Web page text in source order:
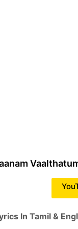
In Tamil &